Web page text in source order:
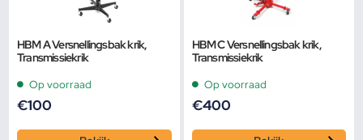
HBM A Versnellingsbak krik,
Transmissiekrik
Op voorraad
€100
HBM C Versnellingsbak krik,
Transmissiekrik
Op voorraad
€400